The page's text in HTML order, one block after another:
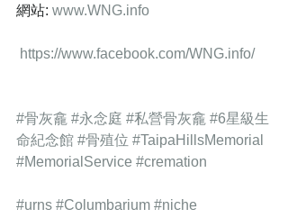
網站: www.WNG.info
https://www.facebook.com/WNG.info/
#骨灰龕 #永念庭 #私營骨灰龕 #6星級生
命紀念館 #骨殖位 #TaipaHillsMemorial
#MemorialService #cremation
#urns #Columbarium #niche